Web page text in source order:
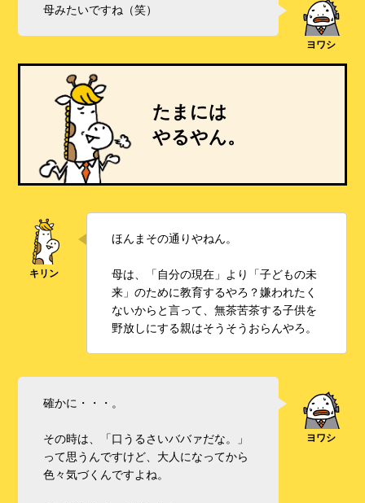
母みたいですね（笑）
たまには
やるやん。
ほんまその通りやねん。
母は、「自分の現在」より「子どもの未
来」のために教育するやろ？嫌われたく
ないからと言って、無茶苦茶する子供を
野放しにする親はそうそうおらんやろ。
確かに・・・。
その時は、「口うるさいババァだな。」
って思うんですけど、大人になってから
色々気づくんですよね。